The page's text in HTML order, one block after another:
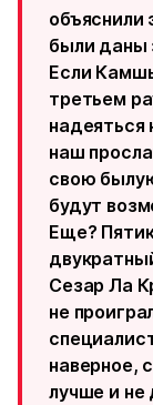
объяснили
были даны
Если
третьем
надеяться
наш
свою
будут
Еще?
Сезар Ла
не
наверное,
лучше и не